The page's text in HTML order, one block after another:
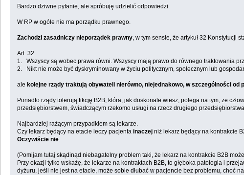
Bardzo dziwne pytanie, ale spróbuję udzielić odpowiedzi.
W RP w ogóle nie ma porządku prawnego.
Zachodzi zasadniczy nieporządek prawny, w tym sensie, że artykuł 32 Konstytucji
Art. 32.
1. Wszyscy są wobec prawa równi. Wszyscy mają prawo do równego traktowania
2. Nikt nie może być dyskryminowany w życiu politycznym, społecznym lub
ale kolejne rządy traktują obywateli nierówno, niejednakowo, w szczególności
Ponadto rządy tolerują fikcję B2B, która, jak doskonale wiesz, polega na tym, że
przedsiębiorstwem, świadczącym rzekomo usługi na rzecz drugiego
Najbardziej rażącym przypadkiem są lekarze.
Czy lekarz będący na etacie leczy pacjenta inaczejniż lekarz będący na kontrakcie
Oczywiście nie.
(Pomijam tutaj skądinąd niebagatelny problem taki, że lekarz na kontrakcie B2B
Przy okazji tylko wskażę, że lekarze na kontraktach B2B, to głęboka patologia i
dyżuru, jeśli nie jest na etacie, może sobie dłubać w pacjencie bez problemu, choć